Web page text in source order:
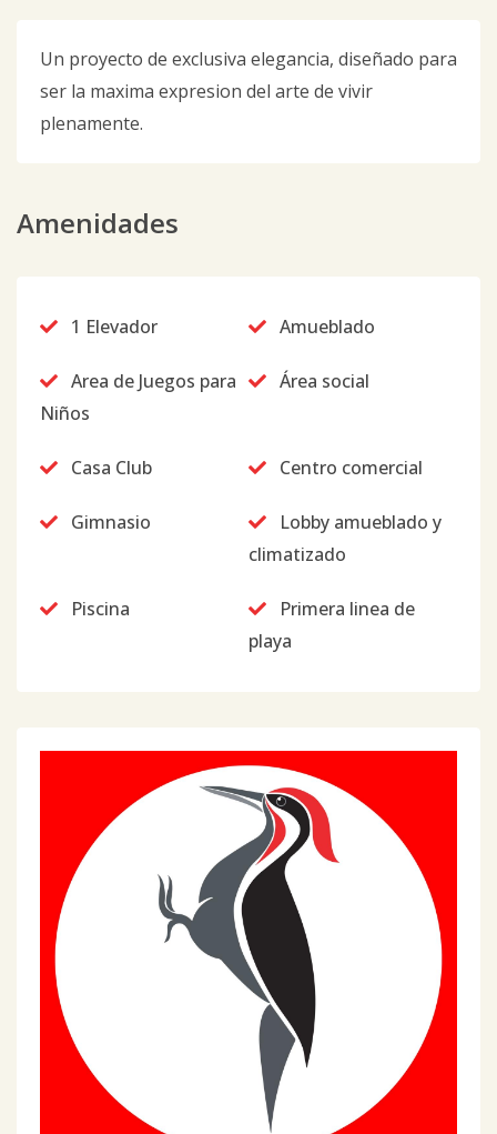
Un proyecto de exclusiva elegancia, diseñado para
ser la maxima expresion del arte de vivir
plenamente.
Amenidades
1 Elevador Amueblado
Area de Juegos para
Niños
Área social
Casa Club Centro comercial
Gimnasio
Lobby amueblado y
climatizado
Piscina
Primera linea de
playa